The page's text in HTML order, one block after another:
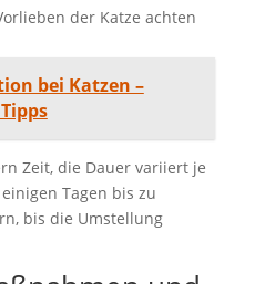
der Katze achten
bei Katzen –
Zeit, die Dauer variiert je
Tagen bis zu
bis die Umstellung